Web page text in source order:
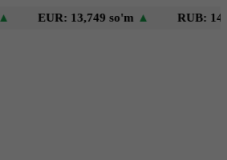
EUR: 13,749 so'm▲ RUB: 146 so'm